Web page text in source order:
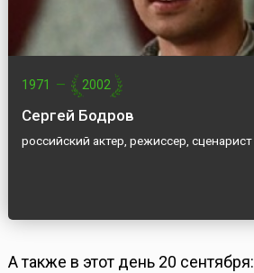
1971 — 2002
Сергей Бодров
российский актер, режиссер, сценарист
А также в этот день 20 сентября: